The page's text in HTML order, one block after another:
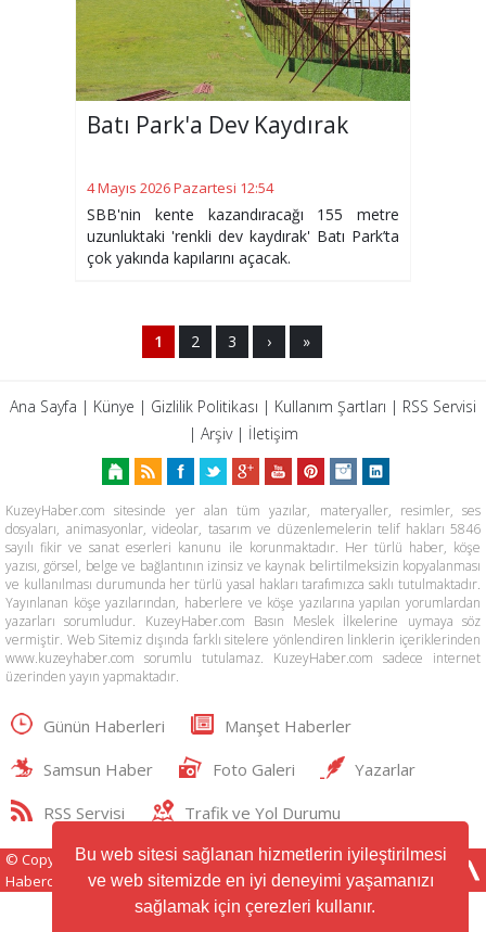
Bu web sitesi sağlanan hizmetlerin iyileştirilmesi
ve web sitemizde en iyi deneyimi yaşamanızı
sağlamak için çerezleri kullanır.
Batı Park'a Dev Kaydırak
4 Mayıs 2026 Pazartesi 12:54
SBB'nin kente kazandıracağı 155 metre
uzunluktaki 'renkli dev kaydırak' Batı Park’ta
çok yakında kapılarını açacak.
1 2 3 › »
Ana Sayfa | Künye | Gizlilik Politikası | Kullanım Şartları | RSS Servisi
| Arşiv| İletişim
KuzeyHaber.com sitesinde yer alan tüm yazılar, materyaller, resimler, ses
dosyaları, animasyonlar, videolar, tasarım ve düzenlemelerin telif hakları 5846
sayılı fikir ve sanat eserleri kanunu ile korunmaktadır. Her türlü haber, köşe
yazısı, görsel, belge ve bağlantının izinsiz ve kaynak belirtilmeksizin kopyalanması
ve kullanılması durumunda her türlü yasal hakları tarafımızca saklı tutulmaktadır.
Yayınlanan köşe yazılarından, haberlere ve köşe yazılarına yapılan yorumlardan
yazarları sorumludur. KuzeyHaber.com Basın Meslek İlkelerine uymaya söz
vermiştir. Web Sitemiz dışında farklı sitelere yönlendiren linklerin içeriklerinden
www.kuzeyhaber.com sorumlu tutulamaz. KuzeyHaber.com sadece internet
üzerinden yayın yapmaktadır.
Günün Haberleri
Manşet Haberler
Samsun Haber
Foto Galeri
Yazarlar
RSS Servisi
Trafik ve Yol Durumu
© Copyright 2016 KUZEYHABER İnternet
Haberciliği Reklam ve Danışmanlık